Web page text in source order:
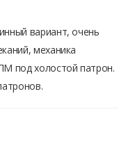
вариант, очень
механика
под холостой патрон.